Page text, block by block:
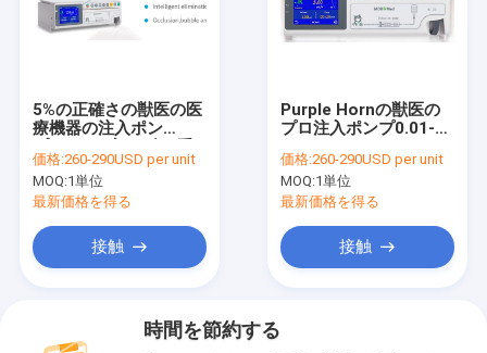
5%の正確さの獣医の医
療機器の注入ポン
ね可能;上流/下流の閉塞
警報
価格:260-290USD per unit
MOQ:1単位
最新価格を得る
接触
Purple Hornの獣医の
プロ注入ポンプ0.01-
流動度
価格:260-290USD per unit
MOQ:1単位
最新価格を得る
接触
時間を節約する